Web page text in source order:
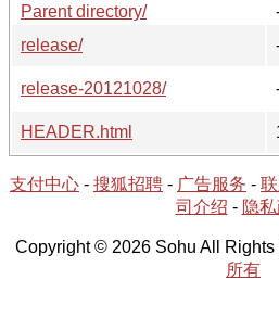
Parent directory/
release/
release-20121028/
HEADER.html
支付中心 - 搜狐招聘 - 广告服务 -
司介绍 - 隐
Copyright © 2026 Sohu All Rights
所有